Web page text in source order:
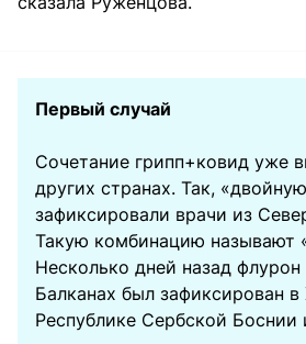
Первый случай
Сочетание грипп+ковид уже
других странах. Так,
зафиксировали врачи из
Такую комбинацию называют
Несколько дней назад
Балканах был зафиксирован в
Республике Сербской Боснии